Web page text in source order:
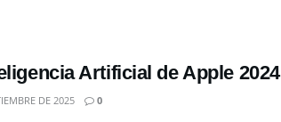
Artificial de Apple 2024
DE 2025 0